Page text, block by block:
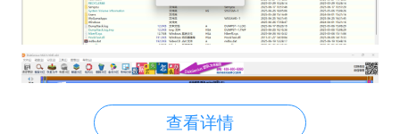
查看详情